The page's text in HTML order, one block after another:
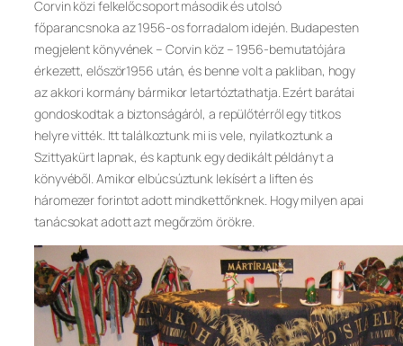
Corvin közi felkelőcsoport második és utolsó
főparancsnoka az 1956-os forradalom idején. Budapesten
megjelent könyvének – Corvin köz – 1956-bemutatójára
érkezett, először1956 után, és benne volt a pakliban, hogy
az akkori kormány bármikor letartóztathatja. Ezért barátai
gondoskodtak a biztonságáról, a repülőtérről egy titkos
helyre vitték. Itt találkoztunk mi is vele, nyilatkoztunk a
Szittyakürt lapnak, és kaptunk egy dedikált példányt a
könyvéből. Amikor elbúcsúztunk lekísért a liften és
háromezer forintot adott mindkettőnknek. Hogy milyen apai
tanácsokat adott azt megőrzöm örökre.